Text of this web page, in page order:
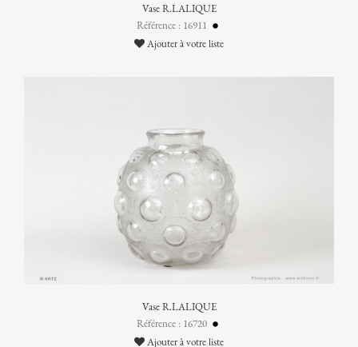
Vase R.LALIQUE
Référence : 16911
Ajouter à votre liste
Vase R.LALIQUE
Référence : 16720
Ajouter à votre liste